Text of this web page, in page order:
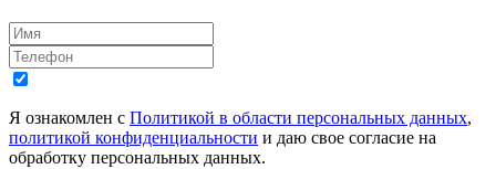
Я ознакомлен с Политикой в области персональных данных,
политикой конфиденциальности и даю свое согласие на
обработку персональных данных.